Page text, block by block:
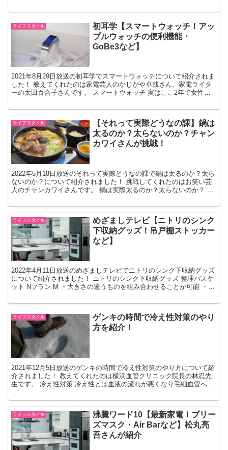
ライフスタイル
初耳学【スマートウォッチ！アッ
プルウォッチの便利機能・
GoBe3など】
2021年8月29日放送の初耳学でスマートウォッチについて紹介されま
した！ 教えてくれたのは家電芸人のかじがや卓哉さん、家電ライタ
ーの太田百合子さんです。 スマートウォッチ 実はここ2年で女性の
ライフスタイル
【それって実際どうなの課】鍋は
太るのか？太らないのか？チャン
カワイさんが挑戦！
2022年5月18日放送のそれって実際どうなの課で鍋は太るのか？太ら
ないのか？について紹介されました！ 挑戦してくれたのはお笑い芸
人のチャンカワイさんです。 鍋は実際太るのか？太らないのか？ 鍋
ライフスタイル
めざましテレビ【ニトリのシンク
下収納グッズ！吊戸棚ストッカー
など】
2022年4月11日放送のめざましテレビでニトリのシンク下収納グッズ
について紹介されました！ ニトリのシンク下収納グッズ 整理バスケ
ット Nブラン M ・大きさの違うものを組み合わせることが可能 ・す
ライフスタイル
ゲンキの時間で冷え性対策のやり
方を紹介！
2021年12月5日放送のゲンキの時間で冷え性対策のやり方について紹
介されました！ 教えてくれたのは横浜血管クリニック院長の林忍先
生です。 冷え性対策 冷え性とは血液の流れが悪くなり毛細血管へ温
ライフスタイル
沸騰ワード10【最新家電！ブリー
ズマスク・Air Barなど】松丸亮
吾さんが紹介